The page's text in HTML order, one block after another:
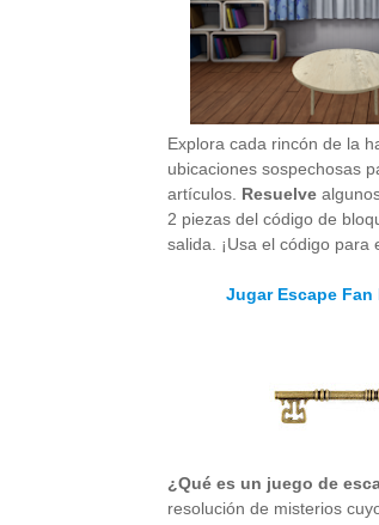
Explora cada rincón de la
ubicaciones sospechosas
artículos. Resuelve
2 piezas del código de
salida. ¡Usa el código para
Jugar Escape Fan
¿Qué es un juego de
resolución de misterios